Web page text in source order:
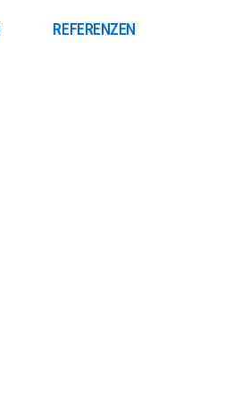
REFERENZEN